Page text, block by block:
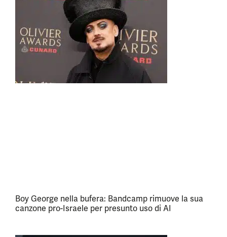
Boy George nella bufera: Bandcamp rimuove la sua
canzone pro-Israele per presunto uso di AI